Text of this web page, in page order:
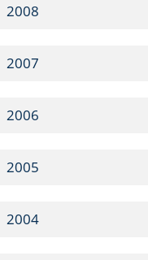
2008
2007
2006
2005
2004